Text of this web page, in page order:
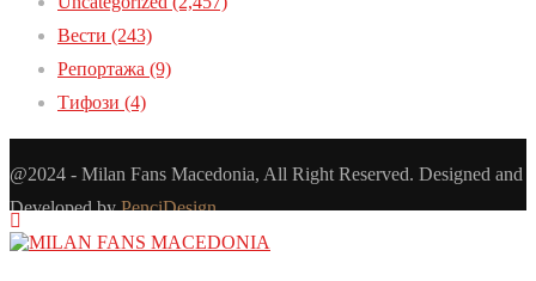
Вести (243)
Репортажа (9)
Тифози (4)
@2024 - Milan Fans Macedonia, All Right Reserved. Designed and
Developed byPenciDesign